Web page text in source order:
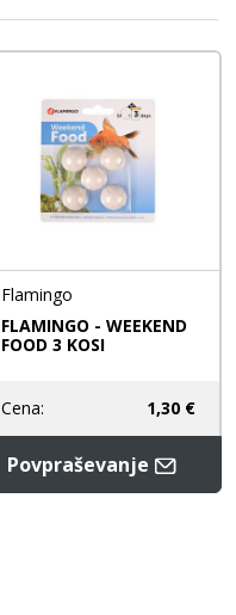
Flamingo
FLAMINGO - WEEKEND
FOOD 3 KOSI
Cena: 1,30 €
Povpraševanje